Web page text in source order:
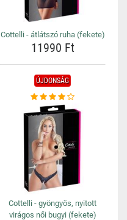
Cottelli - átlátszó ruha (fekete)
11990 Ft
ÚJDONSÁG
Cottelli - gyöngyös, nyitott
virágos női bugyi (fekete)